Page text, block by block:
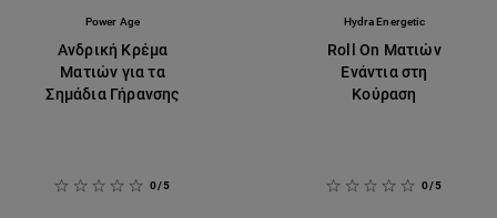
Power Age
Ανδρική Κρέμα
Ματιών για τα
Σημάδια Γήρανσης
0/5
Hydra Energetic
Roll On Ματιών
Ενάντια στη
Κούραση
0/5